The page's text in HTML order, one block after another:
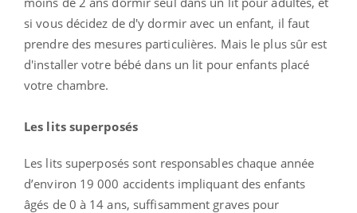
si vous décidez de d'y dormir avec un enfant, il faut
prendre des mesures particulières. Mais le plus sûr est
d'installer votre bébé dans un lit pour enfants placé
votre chambre.
Les lits superposés
Les lits superposés sont responsables chaque année
d’environ 19 000 accidents impliquant des enfants
âgés de 0 à 14 ans, suffisamment graves pour